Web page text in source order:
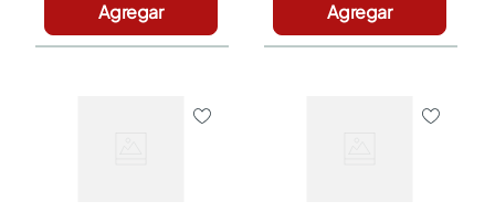
Agregar Agregar